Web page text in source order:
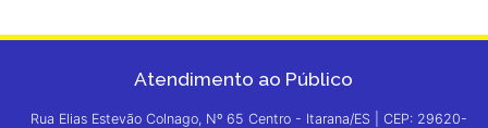
Atendimento ao Público
Rua Elias Estevão Colnago, Nº 65 Centro - Itarana/ES | CEP: 29620-